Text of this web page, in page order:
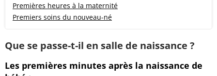
Premières heures à la maternité
Premiers soins du nouveau-né
Que se passe-t-il en salle de naissance ?
Les premières minutes après la naissance de